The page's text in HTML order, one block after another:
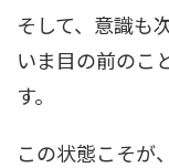
そして、意識も
いま目の前のこ
す。
この状態こそが